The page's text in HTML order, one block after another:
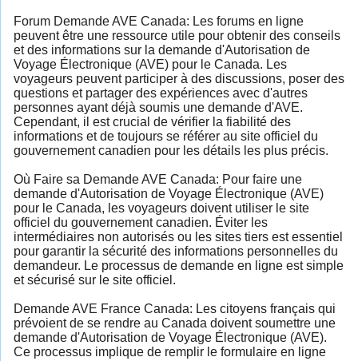
Forum Demande AVE Canada: Les forums en ligne
peuvent être une ressource utile pour obtenir des conseils
et des informations sur la demande d'Autorisation de
Voyage Électronique (AVE) pour le Canada. Les
voyageurs peuvent participer à des discussions, poser des
questions et partager des expériences avec d'autres
personnes ayant déjà soumis une demande d'AVE.
Cependant, il est crucial de vérifier la fiabilité des
informations et de toujours se référer au site officiel du
gouvernement canadien pour les détails les plus précis.
Où Faire sa Demande AVE Canada: Pour faire une
demande d'Autorisation de Voyage Électronique (AVE)
pour le Canada, les voyageurs doivent utiliser le site
officiel du gouvernement canadien. Éviter les
intermédiaires non autorisés ou les sites tiers est essentiel
pour garantir la sécurité des informations personnelles du
demandeur. Le processus de demande en ligne est simple
et sécurisé sur le site officiel.
Demande AVE France Canada: Les citoyens français qui
prévoient de se rendre au Canada doivent soumettre une
demande d'Autorisation de Voyage Électronique (AVE).
Ce processus implique de remplir le formulaire en ligne